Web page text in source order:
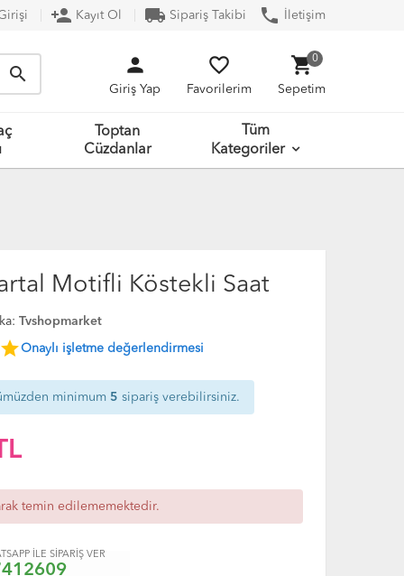
person_add Kayıt Ol local_shipping Sipariş Takibi phone İletişim
search person
Giriş Yap
favorite_border
Favorilerim
shopping_cart
Sepetim
0
Toptan
Cüzdanlar
Tüm
Kategoriler
Motifli Köstekli Saat
Tvshopmarket
Onaylı işletme değerlendirmesi
minimum 5 sipariş verebilirsiniz.
temin edilememektedir.
İLE SİPARİŞ VER